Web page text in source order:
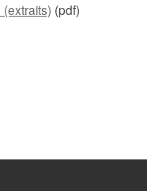
(extraits) (pdf)